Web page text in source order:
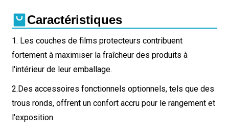
Caractéristiques
1. Les couches de films protecteurs contribuent
fortement à maximiser la fraîcheur des produits à
l'intérieur de leur emballage.
2.Des accessoires fonctionnels optionnels, tels que des
trous ronds, offrent un confort accru pour le rangement et
l'exposition.